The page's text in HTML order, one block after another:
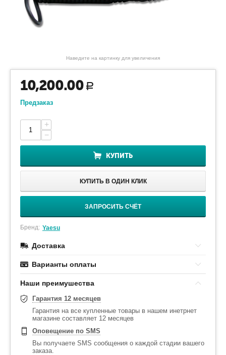
Наведите на картинку для увеличения
10,200.00 Р
Предзаказ
+
−
КУПИТЬ
КУПИТЬ В ОДИН КЛИК
ЗАПРОСИТЬ СЧЁТ
Бренд: Yaesu
Доставка
Варианты оплаты
Наши преимушества
Гарантия 12 месяцев
Гарантия на все купленные товары в нашем инетрнет
магазине составляет 12 месяцев
Оповещение по SMS
Вы получаете SMS сообщения о каждой стадии вашего
заказа.